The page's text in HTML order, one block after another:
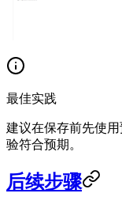
最佳实践
建议在保存前先使
验符合预期。
后续步骤